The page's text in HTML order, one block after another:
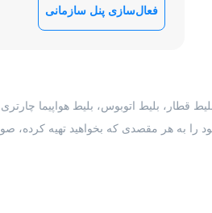
فعال‌سازی پنل سازمانی
بلیط قطار، بلیط اتوبوس، بلیط هواپیما
را به هر مقصدی که بخواهید تهیه کرده،